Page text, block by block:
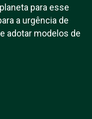
para esse
a urgência de
adotar modelos de